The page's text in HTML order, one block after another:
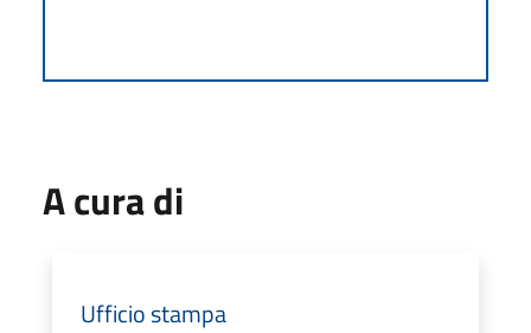
A cura di
Ufficio stampa